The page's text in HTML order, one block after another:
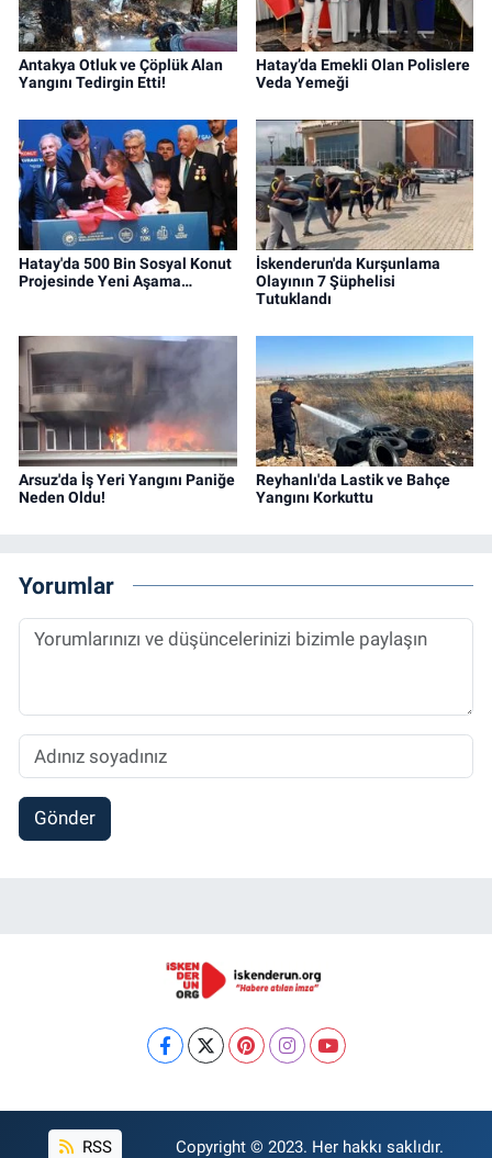
Antakya Otluk ve Çöplük Alan
Yangını Tedirgin Etti!
Hatay’da Emekli Olan Polislere
Veda Yemeği
Hatay'da 500 Bin Sosyal Konut
Projesinde Yeni Aşama…
İskenderun'da Kurşunlama
Olayının 7 Şüphelisi
Tutuklandı
Arsuz'da İş Yeri Yangını Paniğe
Neden Oldu!
Reyhanlı'da Lastik ve Bahçe
Yangını Korkuttu
Yorumlar
Gönder
RSS Copyright © 2023. Her hakkı saklıdır.